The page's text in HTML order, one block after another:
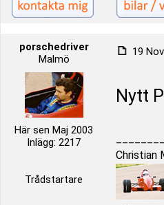
porschedriver
Malmö
Här sen Maj 2003
Inlägg: 2217
Trådstartare
19
Nytt
Christian